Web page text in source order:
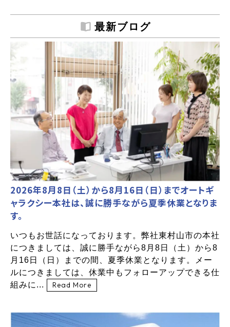
最新ブログ
2026年8月8日（土）から8月16日（日）までオートギ
ャラクシー本社は、誠に勝手ながら夏季休業となりま
す。
いつもお世話になっております。弊社東村山市の本社
につきましては、誠に勝手ながら8月8日（土）から8
月16日（日）までの間、夏季休業となります。メー
ルにつきましては、休業中もフォローアップできる仕
組みに...
Read More